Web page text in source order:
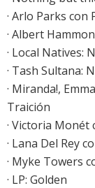
· Arlo Parks con
· Albert
· Local Natives:
· Tash Sultana:
· Miranda!,
Traición
· Victoria
· Lana Del Rey
· Myke Towers
· LP: Golden